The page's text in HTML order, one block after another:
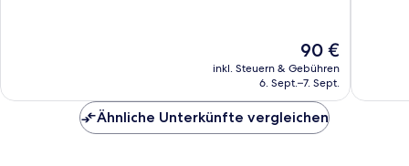
Der
Preis
beträgt
90 €
inkl. Steuern & Gebühren
6. Sept.–7. Sept.
Ähnliche Unterkünfte vergleichen